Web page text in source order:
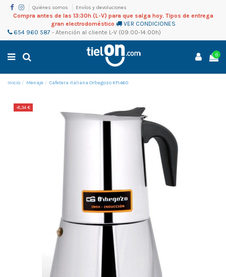
Quiénes somos Envíos y devoluciones
Compra antes de las 13:30h (L-V) para que salga hoy. Tipos de entrega
gran electrodoméstico
VER CONDICIONES
654 960 587 - Atención al cliente L-V (09:00-14:00h)
0
Inicio Menaje Cafetera italiana Orbegozo KFI460
-8,34 €